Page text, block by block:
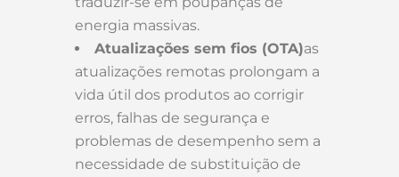
energia massivas.
Atualizações sem fios (OTA)as
atualizações remotas prolongam a
vida útil dos produtos ao corrigir
erros, falhas de segurança e
problemas de desempenho sem a
necessidade de substituição de